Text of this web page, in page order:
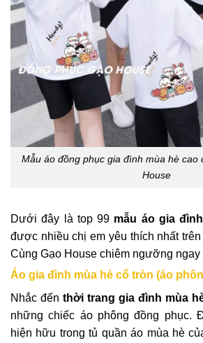
Mẫu áo đồng phục gia đình mùa hè cao
House
Dưới đây là top 99 mẫu áo gia
được nhiều chị em yêu thích nhất
Cùng Gạo House chiêm ngưỡng ngay
Áo gia đình mùa hè cổ tròn (áo
Nhắc đến thời trang gia đình mùa
những chiếc áo phông đồng phục.
hiện hữu trong tủ quần áo mùa hè